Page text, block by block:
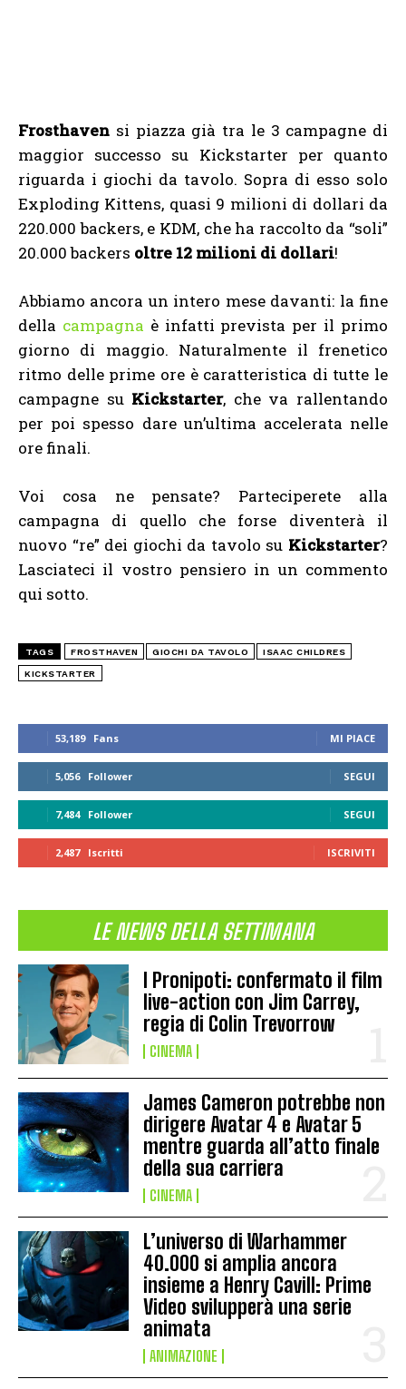
53,189 Fans MI PIACE
5,056 Follower SEGUI
7,484 Follower SEGUI
2,487 Iscritti ISCRIVITI
LE NEWS DELLA SETTIMANA
I Pronipoti: confermato il film
live-action con Jim Carrey,
regia di Colin Trevorrow
CINEMA
James Cameron potrebbe non
dirigere Avatar 4 e Avatar 5
mentre guarda all’atto finale
della sua carriera
CINEMA
L’universo di Warhammer
40.000 si amplia ancora
insieme a Henry Cavill: Prime
Video svilupperà una serie
animata
ANIMAZIONE
Frosthaven si piazza già tra le 3 campagne di
maggior successo su Kickstarter per quanto
riguarda i giochi da tavolo. Sopra di esso solo
Exploding Kittens, quasi 9 milioni di dollari da
220.000 backers, e KDM, che ha raccolto da “soli”
20.000 backers oltre 12 milioni di dollari!
Abbiamo ancora un intero mese davanti: la fine
della campagna è infatti prevista per il primo
giorno di maggio. Naturalmente il frenetico
ritmo delle prime ore è caratteristica di tutte le
campagne su Kickstarter, che va rallentando
per poi spesso dare un’ultima accelerata nelle
ore finali.
Voi cosa ne pensate? Parteciperete alla
campagna di quello che forse diventerà il
nuovo “re” dei giochi da tavolo su Kickstarter?
Lasciateci il vostro pensiero in un commento
qui sotto.
TAGS FROSTHAVEN GIOCHI DA TAVOLO ISAAC CHILDRES
KICKSTARTER